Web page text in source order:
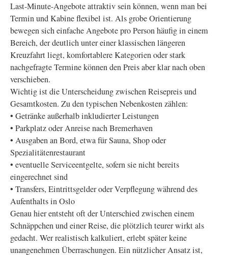
Last-Minute-Angebote attraktiv sein können, wenn man bei
Termin und Kabine flexibel ist. Als grobe Orientierung
bewegen sich einfache Angebote pro Person häufig in einem
Bereich, der deutlich unter einer klassischen längeren
Kreuzfahrt liegt, komfortablere Kategorien oder stark
nachgefragte Termine können den Preis aber klar nach oben
verschieben.
Wichtig ist die Unterscheidung zwischen Reisepreis und
Gesamtkosten. Zu den typischen Nebenkosten zählen:
• Getränke außerhalb inkludierter Leistungen
• Parkplatz oder Anreise nach Bremerhaven
• Ausgaben an Bord, etwa für Sauna, Shop oder
Spezialitätenrestaurant
• eventuelle Serviceentgelte, sofern sie nicht bereits
eingerechnet sind
• Transfers, Eintrittsgelder oder Verpflegung während des
Aufenthalts in Oslo
Genau hier entsteht oft der Unterschied zwischen einem
Schnäppchen und einer Reise, die plötzlich teurer wirkt als
gedacht. Wer realistisch kalkuliert, erlebt später keine
unangenehmen Überraschungen. Ein nützlicher Ansatz ist,